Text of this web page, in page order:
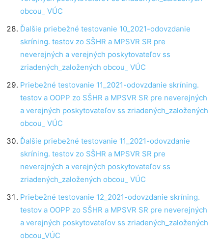
obcou_ VÚC
Ďalšie priebežné testovanie 10_2021-odovzdanie
skríning. testov zo SŠHR a MPSVR SR pre
neverejných a verejných poskytovateľov ss
zriadených_založených obcou_ VÚC
Priebežné testovanie 11_2021-odovzdanie skríning.
testov a OOPP zo SŠHR a MPSVR SR pre neverejných
a verejných poskytovateľov ss zriadených_založených
obcou_ VÚC
Ďalšie priebežné testovanie 11_2021-odovzdanie
skríning. testov zo SŠHR a MPSVR SR pre
neverejných a verejných poskytovateľov ss
zriadených_založených obcou_ VÚC
Priebežné testovanie 12_2021-odovzdanie skríning.
testov a OOPP zo SŠHR a MPSVR SR pre neverejných
a verejných poskytovateľov ss zriadených_založených
obcou_VÚC